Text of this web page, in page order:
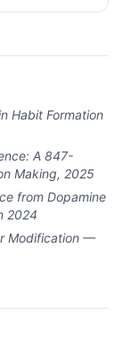
Habit Formation
A 847-
Making, 2025
from Dopamine
2024
Modification —